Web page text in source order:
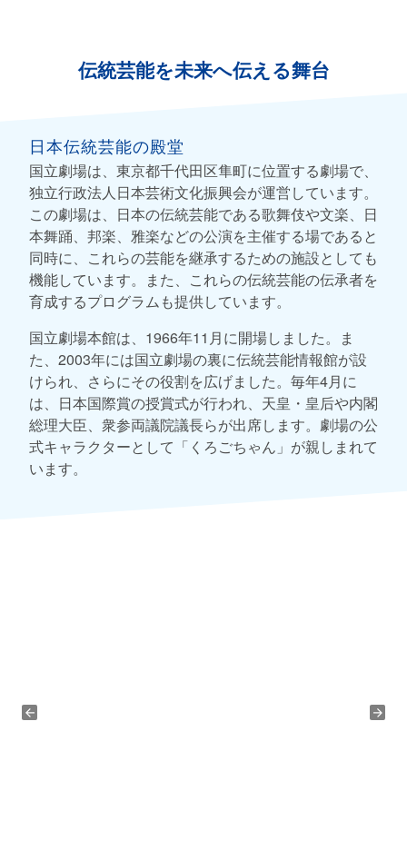
伝統芸能を未来へ伝える舞台
日本伝統芸能の殿堂
国立劇場は、東京都千代田区隼町に位置する劇場で、
独立行政法人日本芸術文化振興会が運営しています。
この劇場は、日本の伝統芸能である歌舞伎や文楽、日
本舞踊、邦楽、雅楽などの公演を主催する場であると
同時に、これらの芸能を継承するための施設としても
機能しています。また、これらの伝統芸能の伝承者を
育成するプログラムも提供しています。
国立劇場本館は、1966年11月に開場しました。ま
た、2003年には国立劇場の裏に伝統芸能情報館が設
けられ、さらにその役割を広げました。毎年4月に
は、日本国際賞の授賞式が行われ、天皇・皇后や内閣
総理大臣、衆参両議院議長らが出席します。劇場の公
式キャラクターとして「くろごちゃん」が親しまれて
います。